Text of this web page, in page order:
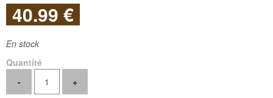
40.99 €
En stock
Quantité